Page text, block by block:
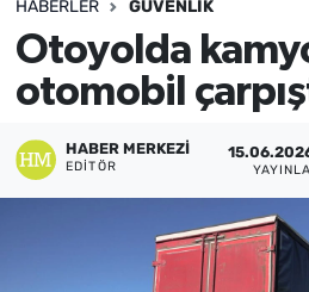
HABERLER GÜVENLIK
Otoyolda
otomobil
HABER MERKEZI
EDITÖR
Tüm Manşetler